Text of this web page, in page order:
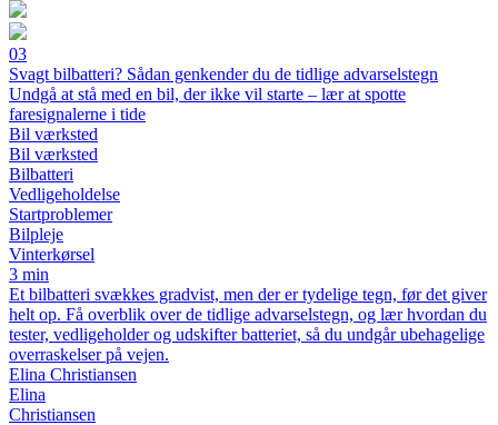
03
Svagt bilbatteri? Sådan genkender du de tidlige advarselstegn
Undgå at stå med en bil, der ikke vil starte – lær at spotte
faresignalerne i tide
Bil værksted
Bil værksted
Bilbatteri
Vedligeholdelse
Startproblemer
Bilpleje
Vinterkørsel
3 min
Et bilbatteri svækkes gradvist, men der er tydelige tegn, før det giver
helt op. Få overblik over de tidlige advarselstegn, og lær hvordan du
tester, vedligeholder og udskifter batteriet, så du undgår ubehagelige
overraskelser på vejen.
Elina Christiansen
Elina
Christiansen